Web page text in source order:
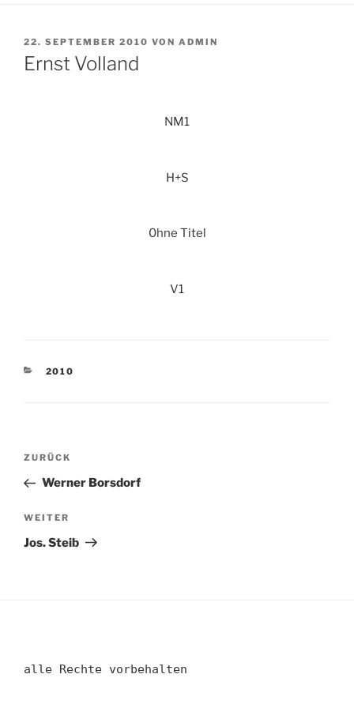
VERÖFFENTLICHT
AM
22. SEPTEMBER 2010 VON ADMIN
Ernst Volland
NM1
H+S
0hne Titel
V1
KATEGORIEN
2010
Beitragsnavigation
Vorheriger
Beitrag
ZURÜCK
Werner Borsdorf
Nächster
Beitrag
WEITER
Jos. Steib
alle Rechte vorbehalten